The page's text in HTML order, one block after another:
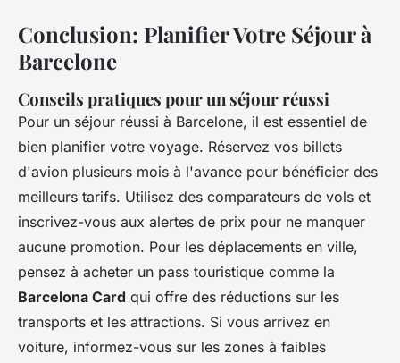
Conclusion: Planifier Votre Séjour à
Barcelone
Conseils pratiques pour un séjour réussi
Pour un séjour réussi à Barcelone, il est essentiel de
bien planifier votre voyage. Réservez vos billets
d'avion plusieurs mois à l'avance pour bénéficier des
meilleurs tarifs. Utilisez des comparateurs de vols et
inscrivez-vous aux alertes de prix pour ne manquer
aucune promotion. Pour les déplacements en ville,
pensez à acheter un pass touristique comme la
Barcelona Card qui offre des réductions sur les
transports et les attractions. Si vous arrivez en
voiture, informez-vous sur les zones à faibles